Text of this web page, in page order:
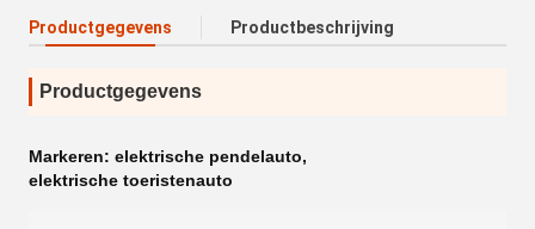
Productgegevens Productbeschrijving
Productgegevens
Markeren: elektrische pendelauto,
elektrische toeristenauto